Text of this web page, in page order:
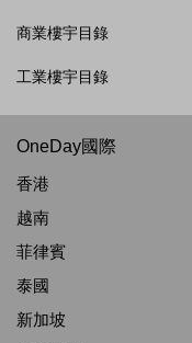
商業樓宇目錄
工業樓宇目錄
OneDay國際
香港
越南
菲律賓
泰國
新加坡